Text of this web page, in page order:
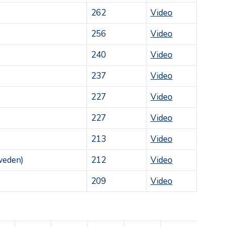
262
Video
256
Video
240
Video
237
Video
227
Video
227
Video
213
Video
212
Video
209 Video